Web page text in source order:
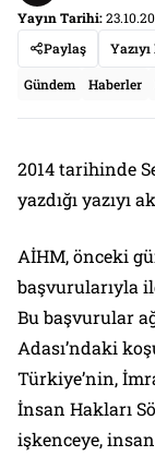
Yayın Tarihi:
Paylaş
Gündem Haberler
2014 tarihinde
yazdığı yazıyı
AİHM, önceki
başvurularıyla
Bu başvurular
Adası’ndaki
Türkiye’nin,
İnsan Hakları
işkenceye,